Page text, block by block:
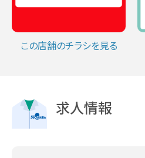
この店舗のチラシを見る
求人情報